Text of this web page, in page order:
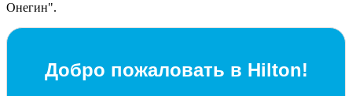
Онегин".
Добро пожаловать в Hilton!